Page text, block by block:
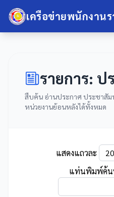
เครือข่ายพนักงาน
รายการ:
สืบค้น อ่านประกาศ ประชาสัม
หน่วยงานย้อนหลังได้ทั้งหมด
แสดงแถวละ
แท่นพิมพ์ค้น